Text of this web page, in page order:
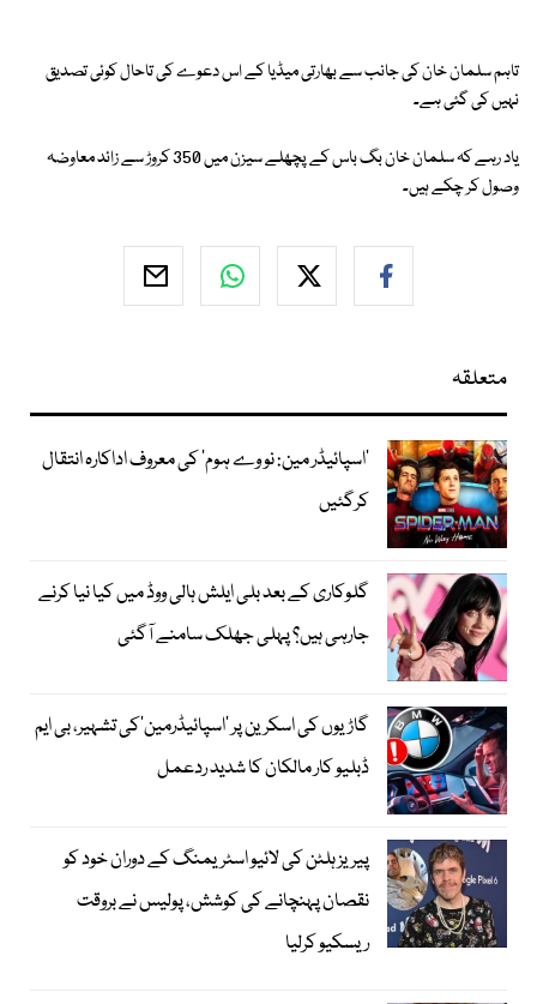
تاہم سلمان خان کی جانب سے بھارتی میڈیا کے اس دعوے کی تاحال کوئی تصدیق
نہیں کی گئی ہے۔
یاد رہے کہ سلمان خان بگ باس کے پچھلے سیزن میں 350 کروڑ سے زائد معاوضہ
وصول کر چکے ہیں۔
متعلقہ
’اسپائیڈر مین: نو وے ہوم‘ کی معروف اداکارہ انتقال
کرگئیں
گلوکاری کے بعد بلی ایلش ہالی ووڈ میں کیا نیا کرنے
جارہی ہیں؟ پہلی جھلک سامنے آگئی
گاڑیوں کی اسکرین پر ’اسپائیڈرمین‘کی تشہیر، بی ایم
ڈبلیو کار مالکان کا شدید ردعمل
پیریز ہلٹن کی لائیو اسٹریمنگ کے دوران خود کو
نقصان پہنچانے کی کوشش، پولیس نے بروقت
ریسکیو کرلیا